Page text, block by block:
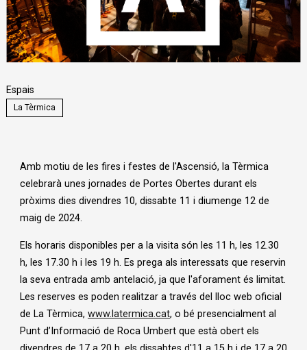
Espais
La Tèrmica
Amb motiu de les fires i festes de l'Ascensió, la Tèrmica
celebrarà unes jornades de Portes Obertes durant els
pròxims dies divendres 10, dissabte 11 i diumenge 12 de
maig de 2024.
Els horaris disponibles per a la visita són les 11 h, les 12.30
h, les 17.30 h i les 19 h. Es prega als interessats que reservin
la seva entrada amb antelació, ja que l'aforament és limitat.
Les reserves es poden realitzar a través del lloc web oficial
de La Tèrmica, www.latermica.cat, o bé presencialment al
Punt d’Informació de Roca Umbert que està obert els